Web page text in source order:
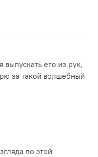
его из рук,
за такой волшебный
по этой